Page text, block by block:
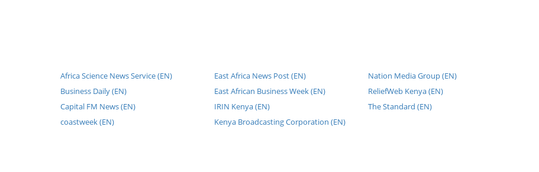
Africa Science News Service (EN)
Business Daily (EN)
Capital FM News (EN)
coastweek (EN)
East Africa News Post (EN)
East African Business Week (EN)
IRIN Kenya (EN)
Kenya Broadcasting Corporation (EN)
Nation Media Group (EN)
ReliefWeb Kenya (EN)
The Standard (EN)